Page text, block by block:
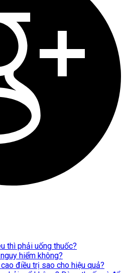
thì phải uống thuốc?
hiểm không?
điều trị sao cho hiệu quả?